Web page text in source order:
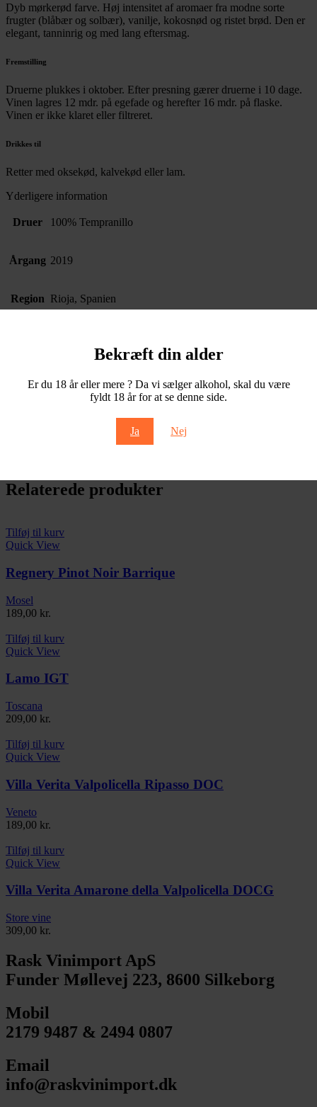
Bekræft din alder
Er du 18 år eller mere ? Da vi sælger alkohol, skal du være
fyldt 18 år for at se denne side.
Ja Nej
Dyb mørkerød farve. Høj intensitet af aromaer fra modne sorte
frugter (blåbær og solbær), vanilje, kokosnød og ristet brød. Den er
elegant, tanninrig og med lang eftersmag.
Fremstilling
Druerne plukkes i oktober. Efter presning gærer druerne i 10 dage.
Vinen lagres 12 mdr. på egefade og herefter 16 mdr. på flaske.
Vinen er ikke klaret eller filtreret.
Drikkes til
Retter med oksekød, kalvekød eller lam.
Yderligere information
Druer 100% Tempranillo
Årgang 2019
Region Rioja, Spanien
Anmeldelser
Kun logged in customers who have purchased this product may
Relaterede produkter
Tilføj til kurv
Quick View
Regnery Pinot Noir Barrique
Mosel
189,00 kr.
Tilføj til kurv
Quick View
Lamo IGT
Toscana
209,00 kr.
Tilføj til kurv
Quick View
Villa Verita Valpolicella Ripasso DOC
Veneto
189,00 kr.
Tilføj til kurv
Quick View
Villa Verita Amarone della Valpolicella DOCG
Store vine
309,00 kr.
Rask Vinimport ApS
Funder Møllevej 223, 8600 Silkeborg
Mobil
2179 9487 & 2494 0807
Email
info@raskvinimport.dk